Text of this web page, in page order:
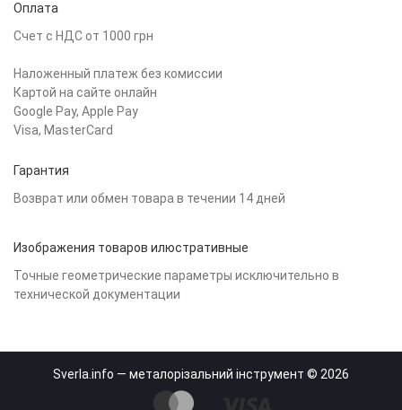
Оплата
Счет с НДС от 1000 грн
Наложенный платеж без комиссии
Картой на сайте онлайн
Google Pay, Apple Pay
Visa, MasterCard
Гарантия
Возврат или обмен товара в течении 14 дней
Изображения товаров илюстративные
Точные геометрические параметры исключительно в
технической документации
Sverla.info — металорізальний інструмент © 2026